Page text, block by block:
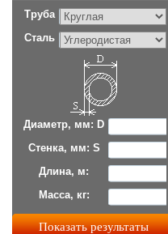
Труба
Сталь
Диаметр, мм: D
Стенка, мм: S
Длина, м:
Масса, кг: